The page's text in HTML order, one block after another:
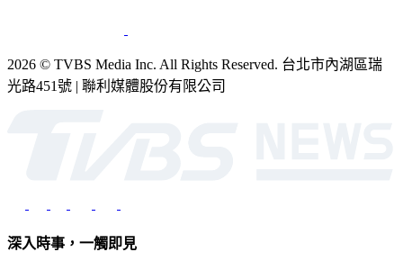
2026 © TVBS Media Inc. All Rights Reserved. 台北市內湖區瑞
光路451號 | 聯利媒體股份有限公司
深入時事，一觸即見